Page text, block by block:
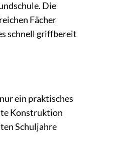
Die
Fächer
schnell griffbereit
ein praktisches
Konstruktion
Schuljahre